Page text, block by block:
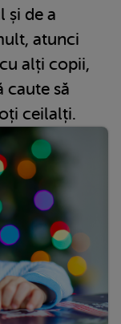
și de a
atunci
alți copii,
caute să
ceilalți.